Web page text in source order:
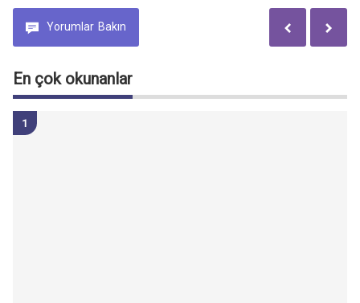
Yorumlar Bakın
En çok okunanlar